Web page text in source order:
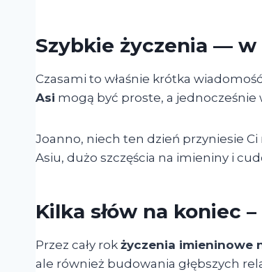
Szybkie życzenia — w
Czasami to właśnie krótka
Asi mogą być proste, a jednocześnie
Joanno, niech ten dzień przyniesie
Asiu, dużo szczęścia na imieniny i
Kilka słów na koniec
Przez cały rok życzenia imieninowe
ale również budowania głębszych